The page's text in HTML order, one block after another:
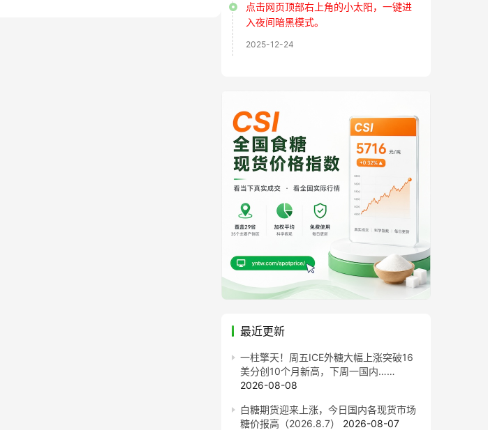
点击网页顶部右上角的小太阳，一键进
入夜间暗黑模式。
2025-12-24
最近更新
一柱擎天！周五ICE外糖大幅上涨突破16
美分创10个月新高，下周一国内……
2026-08-08
白糖期货迎来上涨，今日国内各现货市场
糖价报高（2026.8.7）
2026-08-07